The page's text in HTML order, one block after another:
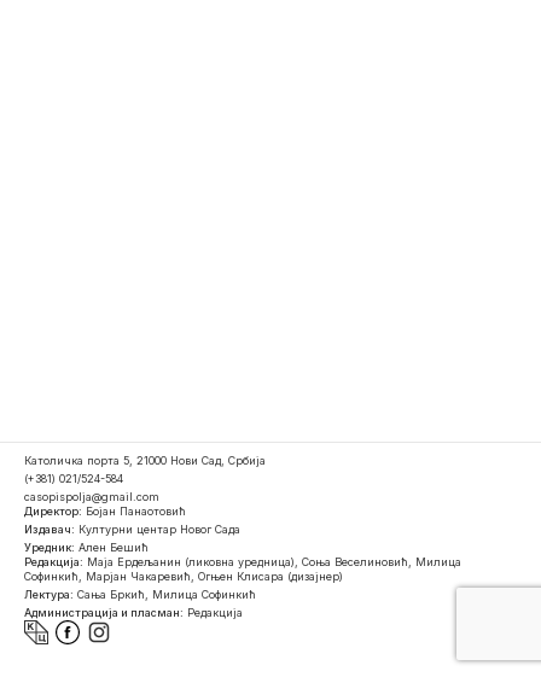
Католичка порта 5, 21000 Нови Сад, Србија
(+381) 021/524-584
casopispolja@gmail.com
Директор: Бојан Панаотовић
Издавач: Културни центар Новог Сада
Уредник: Ален Бешић
Редакција: Маја Ердељанин (ликовна уредница), Соња Веселиновић, Милица
Софинкић, Марјан Чакаревић, Огњен Клисара (дизајнер)
Лектура: Сања Бркић, Милица Софинкић
Администрација и пласман: Редакција